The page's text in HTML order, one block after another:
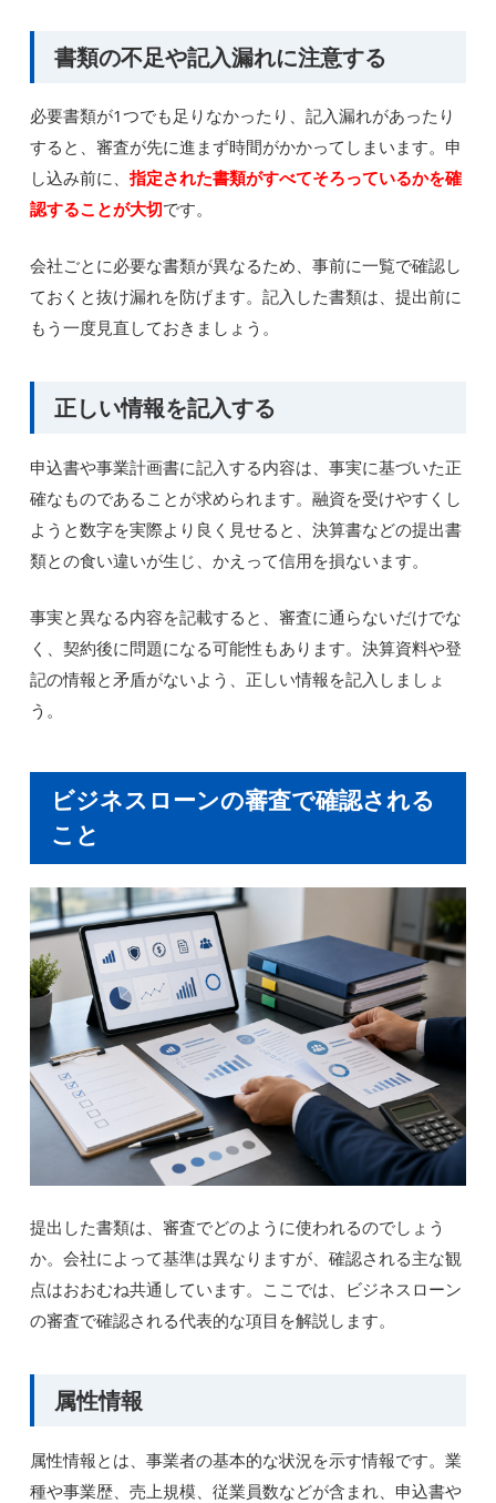
書類の不足や記入漏れに注意する
必要書類が1つでも足りなかったり、記入漏れがあったり
すると、審査が先に進まず時間がかかってしまいます。申
し込み前に、指定された書類がすべてそろっているかを確
認することが大切です。
会社ごとに必要な書類が異なるため、事前に一覧で確認し
ておくと抜け漏れを防げます。記入した書類は、提出前に
もう一度見直しておきましょう。
正しい情報を記入する
申込書や事業計画書に記入する内容は、事実に基づいた正
確なものであることが求められます。融資を受けやすくし
ようと数字を実際より良く見せると、決算書などの提出書
類との食い違いが生じ、かえって信用を損ないます。
事実と異なる内容を記載すると、審査に通らないだけでな
く、契約後に問題になる可能性もあります。決算資料や登
記の情報と矛盾がないよう、正しい情報を記入しましょ
う。
ビジネスローンの審査で確認される
こと
提出した書類は、審査でどのように使われるのでしょう
か。会社によって基準は異なりますが、確認される主な観
点はおおむね共通しています。ここでは、ビジネスローン
の審査で確認される代表的な項目を解説します。
属性情報
属性情報とは、事業者の基本的な状況を示す情報です。業
種や事業歴、売上規模、従業員数などが含まれ、申込書や